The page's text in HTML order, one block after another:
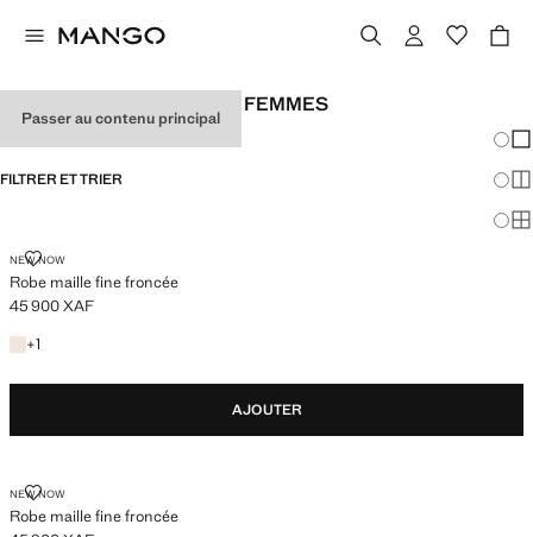
Passer au contenu principal
ROBES BLANCHES POUR FEMMES
FILTRER ET TRIER
NEW NOW
Robe maille fine froncée
ROBE MAILLE FINE FRONCÉE
Prix actuel [45 900 XAF ]
45 900 XAF
+1
+1 couleur
AJOUTER
NEW NOW
Robe maille fine froncée
ROBE MAILLE FINE FRONCÉE